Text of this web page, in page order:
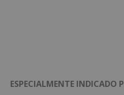
ESPECIALMENTE INDICADO